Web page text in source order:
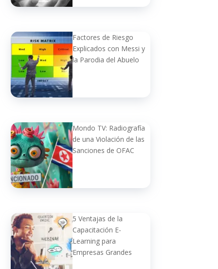
Factores de Riesgo
Explicados con Messi y
la Parodia del Abuelo
Mondo TV: Radiografía
de una Violación de las
Sanciones de OFAC
5 Ventajas de la
Capacitación E-
Learning para
Empresas Grandes